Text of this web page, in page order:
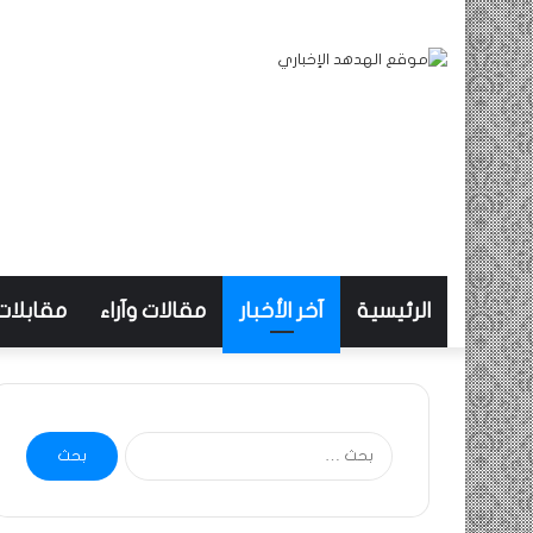
الرئيسية آخر الأخبار مقالات وآراء
البحث
عن: